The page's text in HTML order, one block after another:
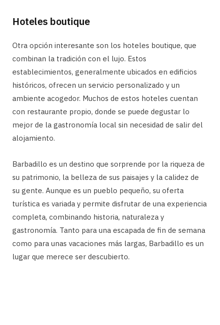
Hoteles boutique
Otra opción interesante son los hoteles boutique, que
combinan la tradición con el lujo. Estos
establecimientos, generalmente ubicados en edificios
históricos, ofrecen un servicio personalizado y un
ambiente acogedor. Muchos de estos hoteles cuentan
con restaurante propio, donde se puede degustar lo
mejor de la gastronomía local sin necesidad de salir del
alojamiento.
Barbadillo es un destino que sorprende por la riqueza de
su patrimonio, la belleza de sus paisajes y la calidez de
su gente. Aunque es un pueblo pequeño, su oferta
turística es variada y permite disfrutar de una experiencia
completa, combinando historia, naturaleza y
gastronomía. Tanto para una escapada de fin de semana
como para unas vacaciones más largas, Barbadillo es un
lugar que merece ser descubierto.